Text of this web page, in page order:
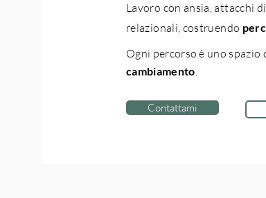
Lavoro con ansia, attacchi
relazionali, costruendo
Ogni percorso è uno spazio
cambiamento.
Contattami